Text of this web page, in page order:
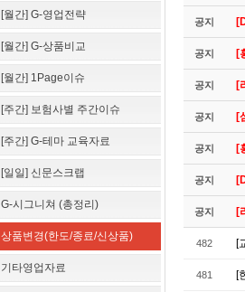
[월간] G-영업전략
[월간] G-상품비교
[월간] 1Page이슈
[주간] 보험사별 주간이슈
[주간] G-테마 교육자료
[일일] 신문스크랩
G-시그니쳐 (총정리)
상품변경(한도/종료/신상품)
기타영업자료
공지
공지 [
공지 [
공지 [
공지 [
공지
공지 [
482 [
481 [